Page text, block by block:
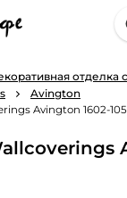
отделка
Avington
Avington 1602-